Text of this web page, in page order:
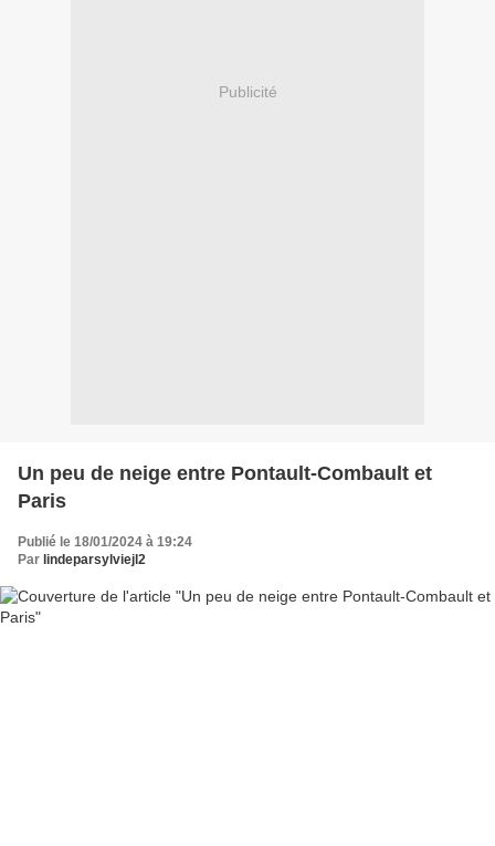
Publicité
Un peu de neige entre Pontault-Combault et
Paris
Publié le 18/01/2024 à 19:24
Par lindeparsylviejl2